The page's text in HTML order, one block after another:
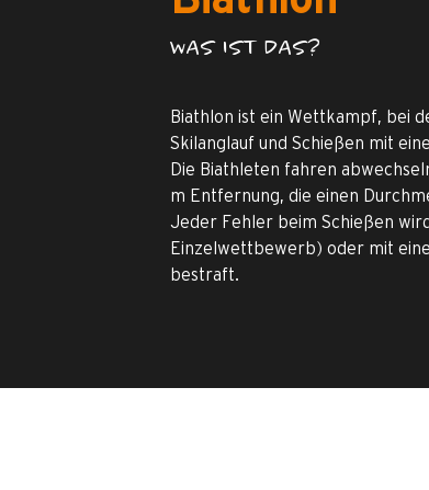
WAS IST DAS?
Biathlon ist ein Wettkampf, bei
Skilanglauf und Schießen mit
Die Biathleten fahren
m Entfernung, die einen
Jeder Fehler beim Schießen
Einzelwettbewerb) oder mit
bestraft.